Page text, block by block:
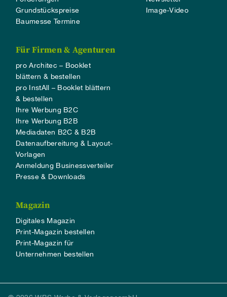
Grundstückspreise
Baumesse Termine
Image-Video
Für Firmen & Agenturen
pro Architec – Booklet
blättern & bestellen
pro InstAll – Booklet blättern
& bestellen
Ihre Werbung B2C
Ihre Werbung B2B
Mediadaten B2C & B2B
Datenaufbereitung & Layout-
Vorlagen
Anmeldung Businessverteiler
Presse & Downloads
Magazin
Digitales Magazin
Print-Magazin bestellen
Print-Magazin für
Unternehmen bestellen